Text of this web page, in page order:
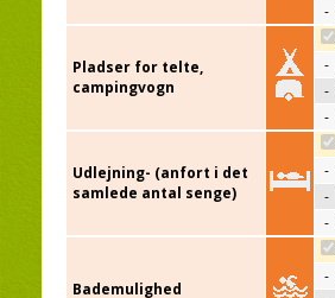
-
Pladser for telte,
campingvogn
-
-
-
Udlejning- (anfort i det
samlede antal senge)
-
-
-
Bademulighed
-